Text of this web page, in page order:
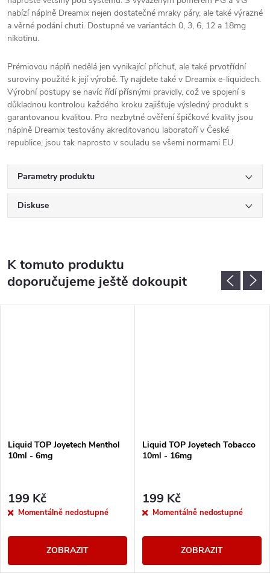
nabízí náplně Dreamix nejen dostatečné mraky páry, ale také výrazné
a věrné podání chuti. Dostupné ve variantách 0, 3, 6, 12 a 18mg
nikotinu.
Prémiovou náplň nedělá jen vynikající příchuť, ale také prvotřídní
suroviny použité k její výrobě. Ty najdete také v Dreamix e-liquidech.
Výrobní postupy se navíc řídí přísnými pravidly, což ve spojení s
důkladnou kontrolou každého kroku zajišťuje výsledný produkt s
garantovanou kvalitou. Pro nezbytné ověření špičkové kvality jsou
náplně Dreamix testovány akreditovanou laboratoří v České
republice, jsou tak naprosto v souladu se všemi normami EU.
Parametry produktu
Diskuse
K tomuto produktu
doporučujeme ještě dokoupit
Liquid TOP Joyetech Menthol
10ml - 6mg
199 Kč
Momentálně nedostupné
ZOBRAZIT
Liquid TOP Joyetech Tobacco
10ml - 16mg
199 Kč
Momentálně nedostupné
ZOBRAZIT